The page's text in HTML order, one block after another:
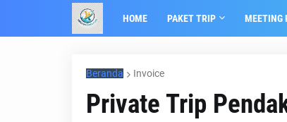
HOME PAKET TRIP MEETING
Beranda Invoice
Private Trip